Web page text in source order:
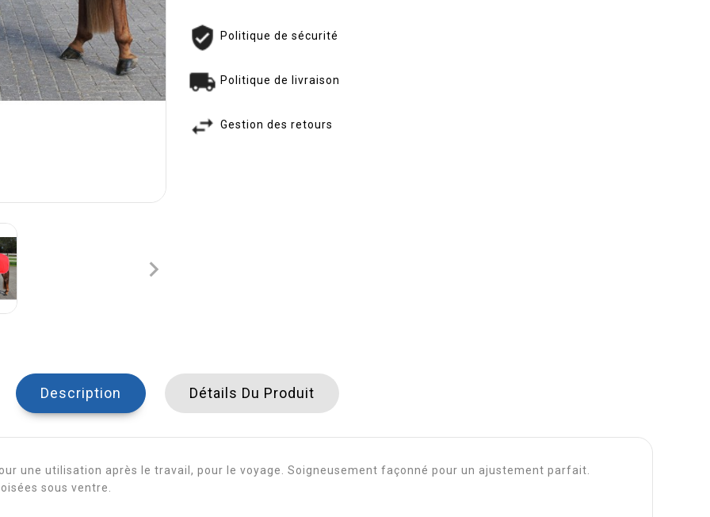

Politique de sécurité
Politique de livraison
Gestion des retours
Description Détails Du Produit
une utilisation après le travail, pour le voyage. Soigneusement façonné pour un ajustement parfait.
sous ventre.